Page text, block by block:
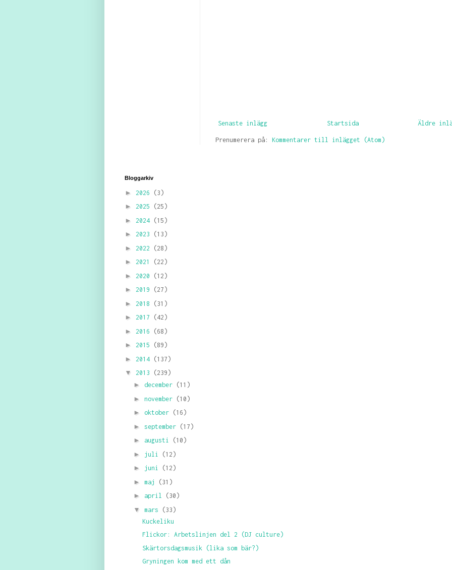
Senaste inlägg Äldre
Startsida
Prenumerera på: Kommentarer till inlägget (Atom)
Bloggarkiv
► 2026 (3)
► 2025 (25)
► 2024 (15)
► 2023 (13)
► 2022 (28)
► 2021 (22)
► 2020 (12)
► 2019 (27)
► 2018 (31)
► 2017 (42)
► 2016 (68)
► 2015 (89)
► 2014 (137)
▼ 2013 (239)
► december (11)
► november (10)
► oktober (16)
► september (17)
► augusti (10)
► juli (12)
► juni (12)
► maj (31)
► april (30)
▼ mars
(33)
Kuckeliku
Flickor: Arbetslinjen del 2 (DJ culture)
Skärtorsdagsmusik (lika som bär?)
Gryningen kom med ett dån